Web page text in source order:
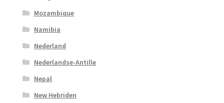
Mozambique
Namibia
Nederland
Nederlandse-Antille
Nepal
New Hebriden